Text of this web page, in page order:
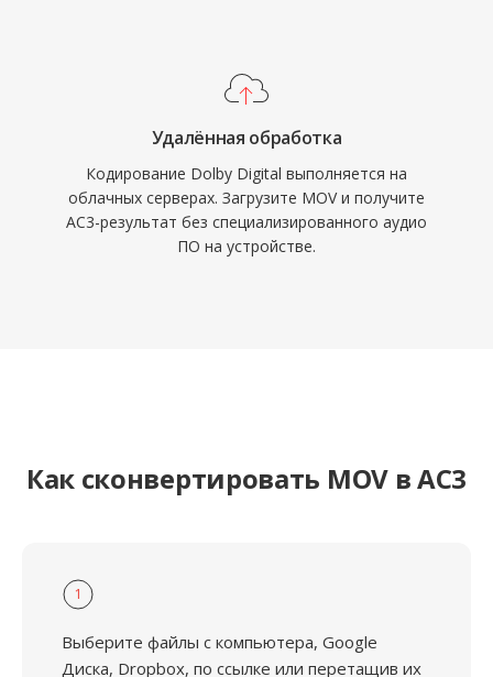
Удалённая обработка
Кодирование Dolby Digital выполняется на
облачных серверах. Загрузите MOV и получите
AC3-результат без специализированного аудио
ПО на устройстве.
Как сконвертировать MOV в AC3
1
Выберите файлы с компьютера, Google
Диска, Dropbox, по ссылке или перетащив их